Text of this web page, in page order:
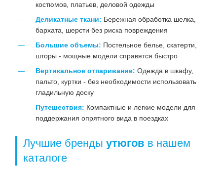
костюмов, платьев, деловой одежды
Деликатные ткани: Бережная обработка шелка,
бархата, шерсти без риска повреждения
Большие объемы: Постельное белье, скатерти,
шторы - мощные модели справятся быстро
Вертикальное отпаривание: Одежда в шкафу,
пальто, куртки - без необходимости использовать
гладильную доску
Путешествия: Компактные и легкие модели для
поддержания опрятного вида в поездках
Лучшие бренды утюгов в нашем
каталоге